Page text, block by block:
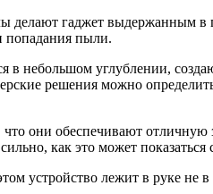
гаджет выдержанным в
попадания пыли.
в небольшом углублении,
решения можно
они обеспечивают
как это может показаться
устройство лежит в руке